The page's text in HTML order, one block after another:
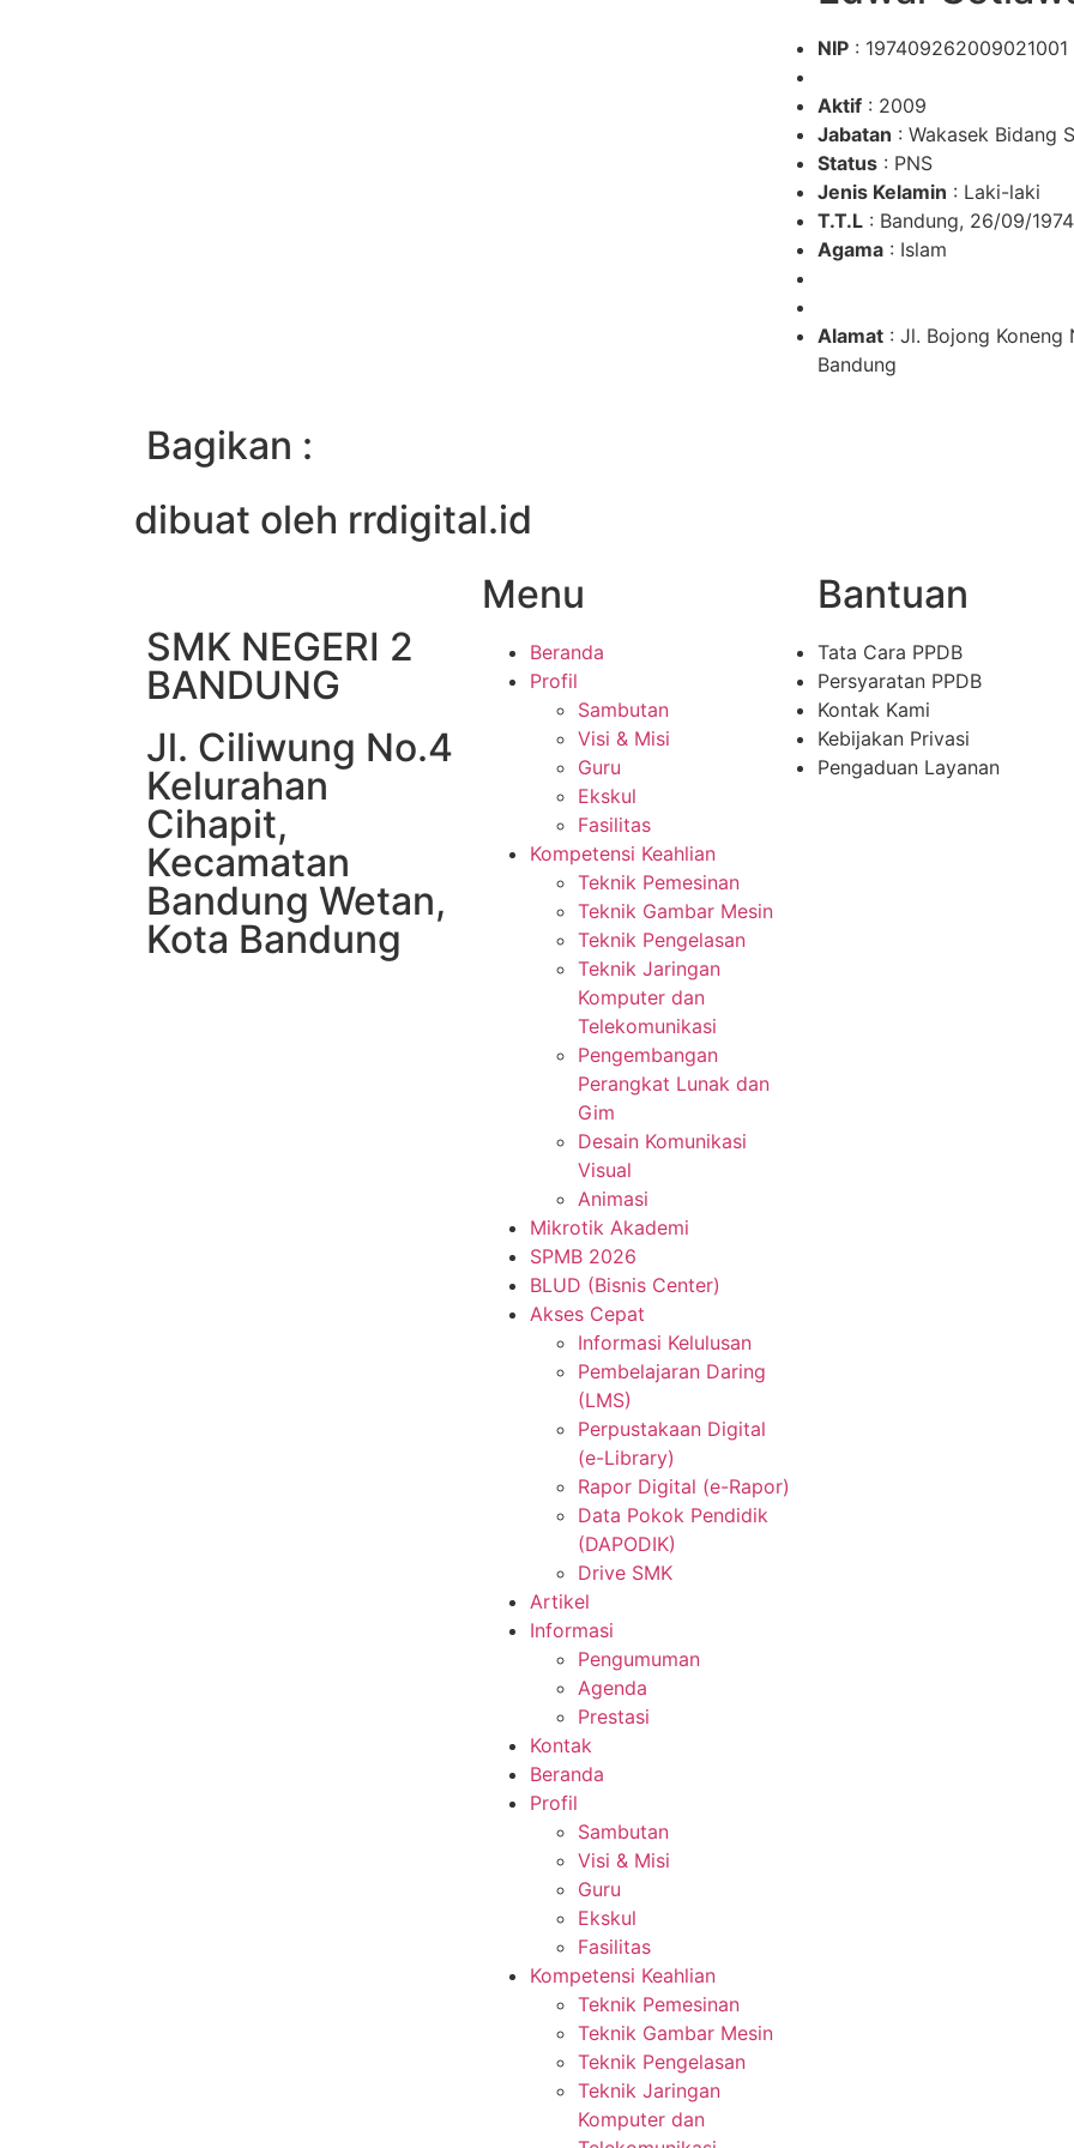
NIP : 197409262009021001
Aktif : 2009
Jabatan : Wakasek Bidang
Status : PNS
Jenis Kelamin : Laki-laki
T.T.L : Bandung, 26/09/1974
Agama : Islam
Alamat : Jl. Bojong Koneng
Bandung
Bagikan :
dibuat oleh rrdigital.id
SMK NEGERI 2
BANDUNG
Jl. Ciliwung No.4
Kelurahan
Cihapit,
Kecamatan
Bandung Wetan,
Kota Bandung
Menu
Beranda
Profil
Sambutan
Visi & Misi
Guru
Ekskul
Fasilitas
Kompetensi Keahlian
Teknik Pemesinan
Teknik Gambar Mesin
Teknik Pengelasan
Teknik Jaringan
Komputer dan
Telekomunikasi
Pengembangan
Perangkat Lunak dan
Gim
Desain Komunikasi
Visual
Animasi
Mikrotik Akademi
SPMB 2026
BLUD (Bisnis Center)
Akses Cepat
Informasi Kelulusan
Pembelajaran Daring
(LMS)
Perpustakaan Digital
(e-Library)
Rapor Digital (e-Rapor)
Data Pokok Pendidik
(DAPODIK)
Drive SMK
Artikel
Informasi
Pengumuman
Agenda
Prestasi
Kontak
Beranda
Profil
Sambutan
Visi & Misi
Guru
Ekskul
Fasilitas
Kompetensi Keahlian
Teknik Pemesinan
Teknik Gambar Mesin
Teknik Pengelasan
Teknik Jaringan
Komputer dan
Bantuan
Tata Cara PPDB
Persyaratan PPDB
Kontak Kami
Kebijakan Privasi
Pengaduan Layanan